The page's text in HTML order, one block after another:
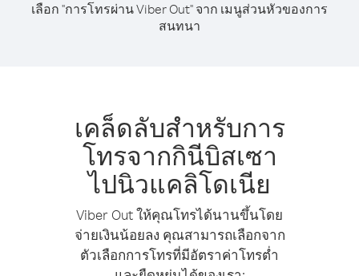
เลือก "การโทรผ่าน Viber Out" จาก เมนูส่วนหัวของการ
สนทนา
เคล็ดลับสำหรับการ
โทรจากกินีบิสเซา
ไปนิวแคลิโดเนีย
Viber Out ให้คุณโทรได้นานขึ้นโดย
จ่ายเงินน้อยลง คุณสามารถเลือกจาก
ตัวเลือกการโทรที่มีอัตราค่าโทรต่ำ